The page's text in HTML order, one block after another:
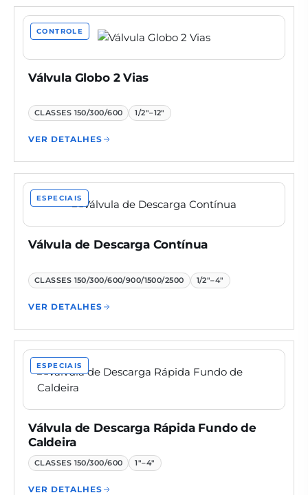
CONTROLE
Válvula Globo 2 Vias
CLASSES 150/300/600 1/2"–12"
VER DETALHES
ESPECIAIS
Válvula de Descarga Contínua
CLASSES 150/300/600/900/1500/2500 1/2"–4"
VER DETALHES
ESPECIAIS
Válvula de Descarga Rápida Fundo de
Caldeira
CLASSES 150/300/600 1"–4"
VER DETALHES